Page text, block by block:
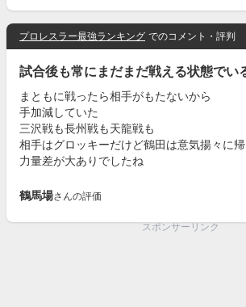
プロレスラー最強ランキング でのコメント・評判
試合後も常にまだまだ戦える状態でい
まともに戦ったら相手がもたないから
手加減していた
三沢戦も長州戦も天龍戦も
相手はグロッキーだけど鶴田は意気揚々に
力量差が大ありでしたね
鶴馬場さんの評価
スポンサーリンク